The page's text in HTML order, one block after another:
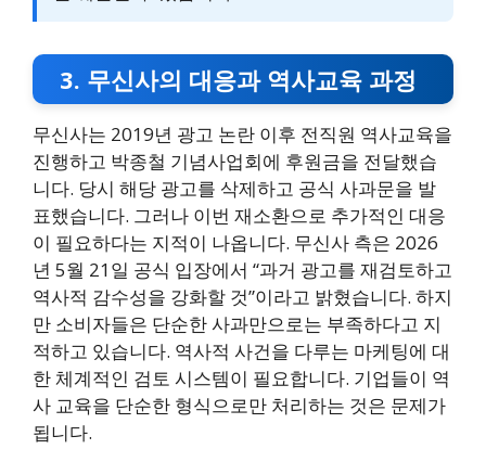
3. 무신사의 대응과 역사교육 과정
무신사는 2019년 광고 논란 이후 전직원 역사교육을
진행하고 박종철 기념사업회에 후원금을 전달했습
니다. 당시 해당 광고를 삭제하고 공식 사과문을 발
표했습니다. 그러나 이번 재소환으로 추가적인 대응
이 필요하다는 지적이 나옵니다. 무신사 측은 2026
년 5월 21일 공식 입장에서 “과거 광고를 재검토하고
역사적 감수성을 강화할 것”이라고 밝혔습니다. 하지
만 소비자들은 단순한 사과만으로는 부족하다고 지
적하고 있습니다. 역사적 사건을 다루는 마케팅에 대
한 체계적인 검토 시스템이 필요합니다. 기업들이 역
사 교육을 단순한 형식으로만 처리하는 것은 문제가
됩니다.